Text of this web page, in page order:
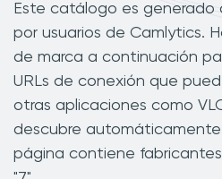
Este catálogo es
por usuarios de Camlytics.
de marca a continuación
URLs de conexión que
otras aplicaciones como
descubre automáticamente
página contiene